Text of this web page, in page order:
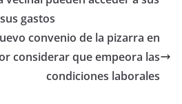
gastos
convenio de la pizarra en
considerar que empeora las
condiciones laborales